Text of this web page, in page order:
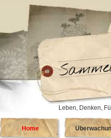
Leben, Denken,
Home